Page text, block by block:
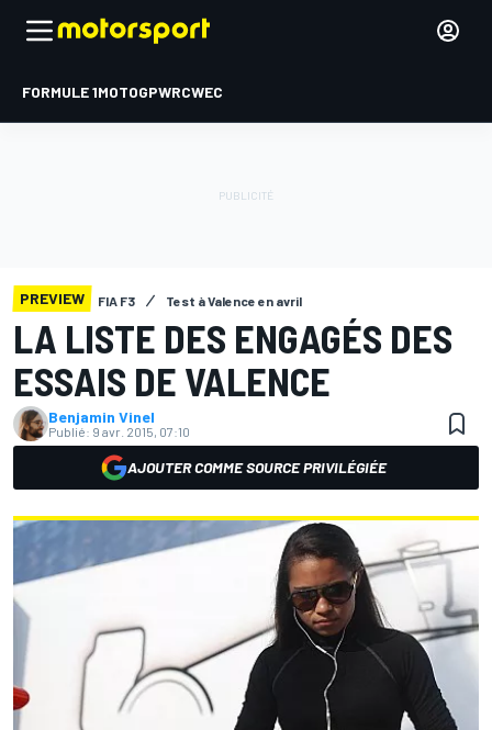
FORMULE 1MOTOGPWRCWEC
PREVIEW FIA F3 Test à Valence en avril
LA LISTE DES ENGAGÉS DES
ESSAIS DE VALENCE
Benjamin Vinel
Publié: 9 avr. 2015, 07:10
AJOUTER COMME SOURCE PRIVILÉGIÉE